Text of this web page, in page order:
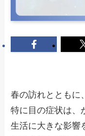
春の訪れとともに
特に目の症状は、
生活に大きな影響